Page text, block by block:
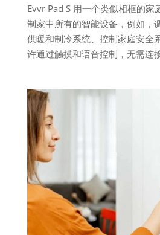
Evvr Pad S 用一个类似相框的家
制家中所有的智能设备，例如，
供暖和制冷系统、控制家庭安全
许通过触摸和语音控制，无需连